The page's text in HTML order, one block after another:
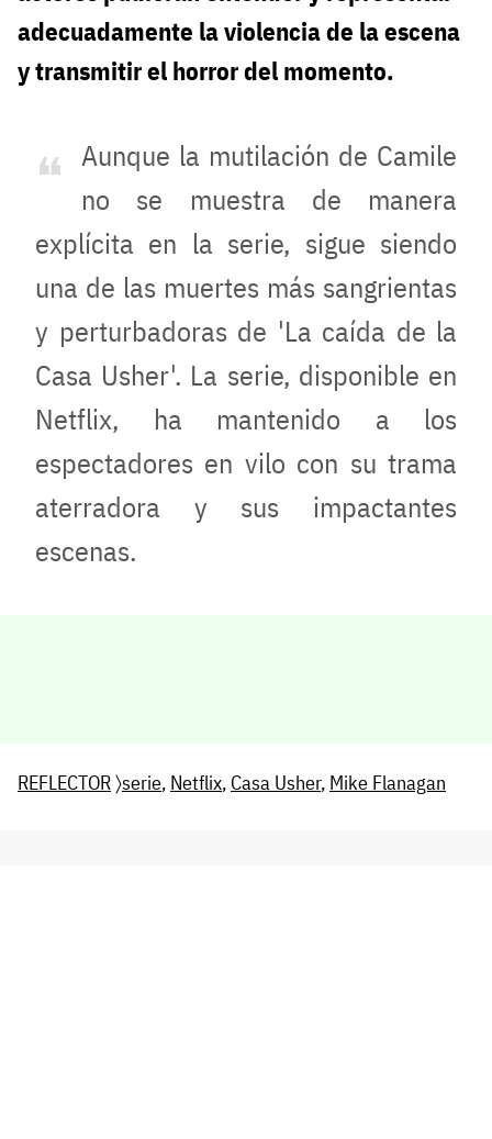
adecuadamente la violencia de la escena
y transmitir el horror del momento.
Aunque la mutilación de Camile
no se muestra de manera
explícita en la serie, sigue siendo
una de las muertes más sangrientas
y perturbadoras de 'La caída de la
Casa Usher'. La serie, disponible en
Netflix, ha mantenido a los
espectadores en vilo con su trama
aterradora y sus impactantes
escenas.
REFLECTOR〉serie, Netflix, Casa Usher, Mike Flanagan